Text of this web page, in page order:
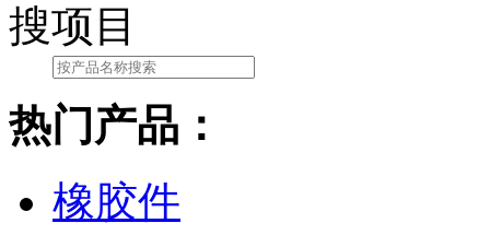
搜项目
热门产品：
橡胶件